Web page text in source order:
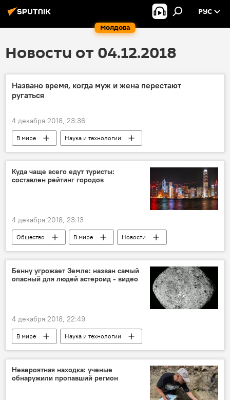
Молдова
РУС
Новости от 04.12.2018
Названо время, когда муж и жена перестают
ругаться
4 декабря 2018, 23:36
В мире
Наука и технологии
Новости
Куда чаще всего едут туристы:
составлен рейтинг городов
4 декабря 2018, 23:13
Общество В мире Новости
Бенну угрожает Земле: назван самый
опасный для людей астероид - видео
4 декабря 2018, 22:49
В мире
Наука и технологии
Новости
Невероятная находка: ученые
обнаружили пропавший регион